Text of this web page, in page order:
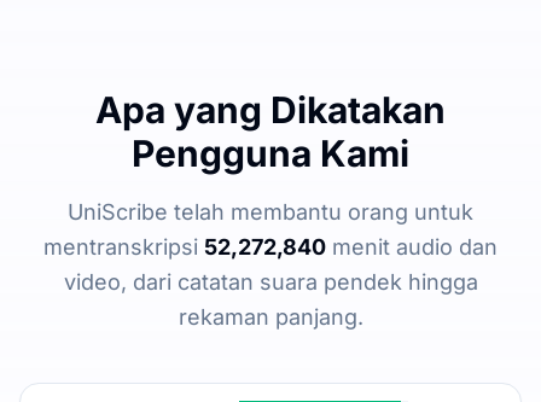
Apa yang Dikatakan
Pengguna Kami
UniScribe telah membantu orang untuk
mentranskripsi 52,272,840 menit audio dan
video, dari catatan suara pendek hingga
rekaman panjang.